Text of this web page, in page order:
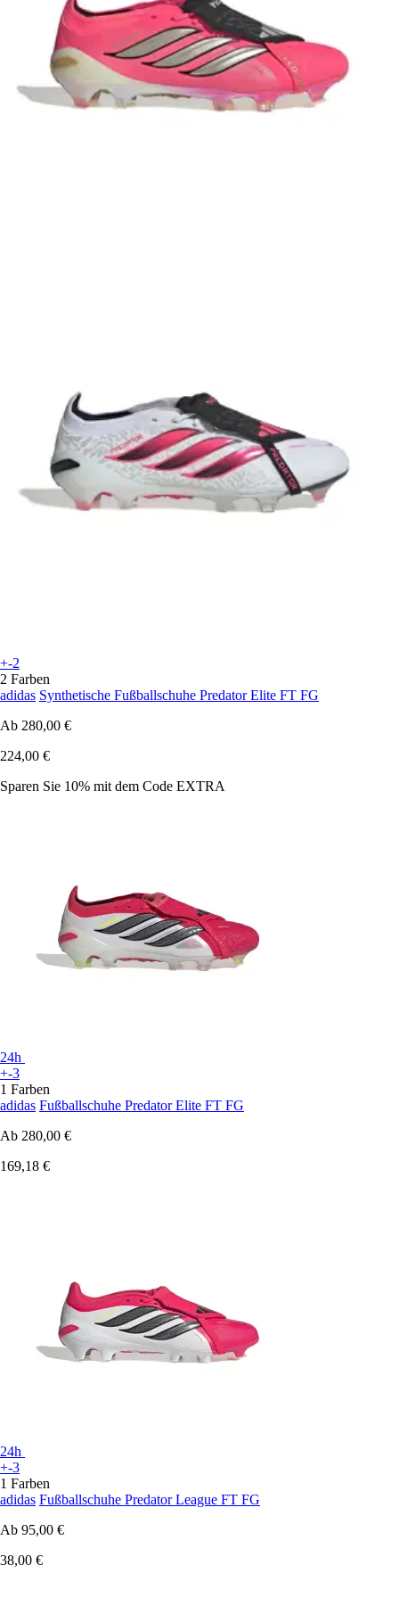
+-2
2 Farben
adidas Synthetische Fußballschuhe Predator Elite FT FG
Ab 280,00 €
224,00 €
Sparen Sie 10% mit dem Code EXTRA
24h
+-3
1 Farben
adidas Fußballschuhe Predator Elite FT FG
Ab 280,00 €
169,18 €
24h
+-3
1 Farben
adidas Fußballschuhe Predator League FT FG
Ab 95,00 €
38,00 €